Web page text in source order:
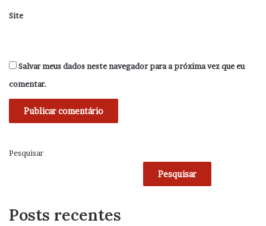
Site
Salvar meus dados neste navegador para a próxima vez que eu
comentar.
Pesquisar
Pesquisar
Posts recentes